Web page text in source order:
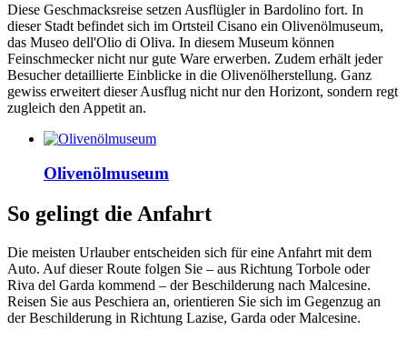
Diese Geschmacksreise setzen Ausflügler in Bardolino fort. In
dieser Stadt befindet sich im Ortsteil Cisano ein Olivenölmuseum,
das Museo dell'Olio di Oliva. In diesem Museum können
Feinschmecker nicht nur gute Ware erwerben. Zudem erhält jeder
Besucher detaillierte Einblicke in die Olivenölherstellung. Ganz
gewiss erweitert dieser Ausflug nicht nur den Horizont, sondern regt
zugleich den Appetit an.
Olivenölmuseum
So gelingt die Anfahrt
Die meisten Urlauber entscheiden sich für eine Anfahrt mit dem
Auto. Auf dieser Route folgen Sie – aus Richtung Torbole oder
Riva del Garda kommend – der Beschilderung nach Malcesine.
Reisen Sie aus Peschiera an, orientieren Sie sich im Gegenzug an
der Beschilderung in Richtung Lazise, Garda oder Malcesine.